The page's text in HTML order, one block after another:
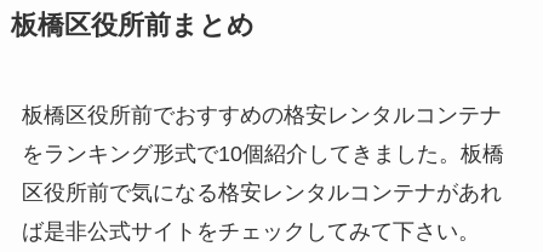
板橋区役所前まとめ
板橋区役所前でおすすめの格安レンタルコンテナ
をランキング形式で10個紹介してきました。板橋
区役所前で気になる格安レンタルコンテナがあれ
ば是非公式サイトをチェックしてみて下さい。